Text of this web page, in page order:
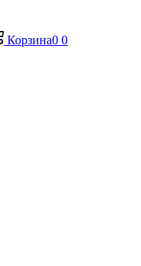
Корзина0 0